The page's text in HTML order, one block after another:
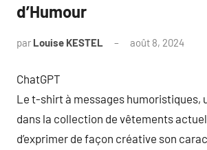
d’Humour
par Louise KESTEL août 8, 2024
ChatGPT
Le t-shirt à messages humoristiques,
dans la collection de vêtements
d’exprimer de façon créative son